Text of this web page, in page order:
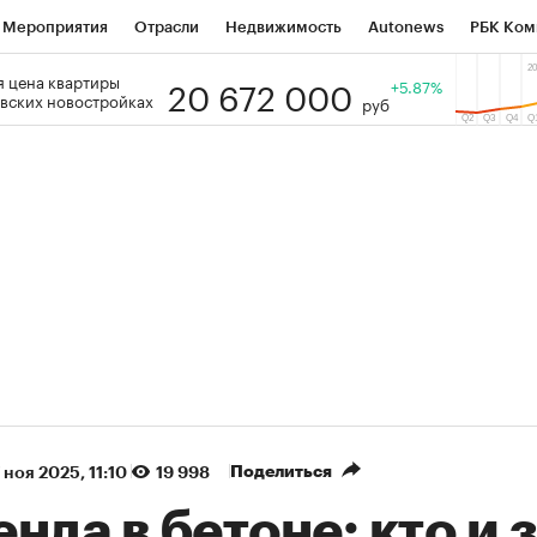
Мероприятия Отрасли Недвижимость Autonews РБК
РБК Образование Тренды
цена квартиры
новостройках
20 672 000 руб
+5.87%
2025, 11:10 19 998 Поделиться